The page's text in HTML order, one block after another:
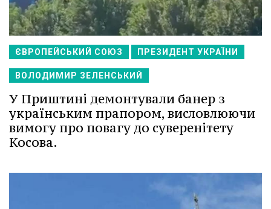
ЄВРОПЕЙСЬКИЙ СОЮЗ ПРЕЗИДЕНТ УКРАЇНИ
ВОЛОДИМИР ЗЕЛЕНСЬКИЙ
У Приштині демонтували банер з
українським прапором, висловлюючи
вимогу про повагу до суверенітету
Косова.